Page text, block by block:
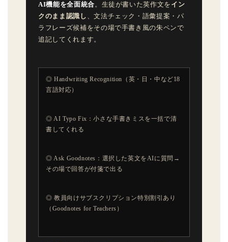
AI機能を全面統合。生徒が書いた英作文を イン
クのまま認識し 、文法チェック・語彙提案・パ
ラフレーズ候補をその場で手書き風の朱ペンで
追記してくれます。
◎ Handwriting Recognition（英・日・中など18
言語対応）
◎ AI Typo Fix：小さな手書きミスを一括で清
書してくれる
◎ Ask Goodnotes：選択した英文をAIに質問→
その場で回答が付箋で出る
◎ 教員向けサブスクリプション特別割引あり
（Goodnotes for Teachers）